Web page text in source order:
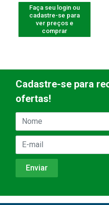
Faça seu login ou
cadastre-se para
ver preços e
comprar
Cadastre-se para
ofertas!